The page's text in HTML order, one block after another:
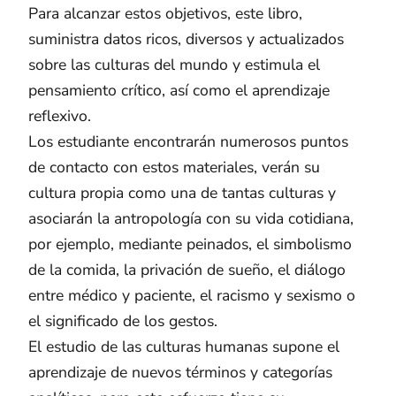
Para alcanzar estos objetivos, este libro,
suministra datos ricos, diversos y actualizados
sobre las culturas del mundo y estimula el
pensamiento crítico, así como el aprendizaje
reflexivo.
Los estudiante encontrarán numerosos puntos
de contacto con estos materiales, verán su
cultura propia como una de tantas culturas y
asociarán la antropología con su vida cotidiana,
por ejemplo, mediante peinados, el simbolismo
de la comida, la privación de sueño, el diálogo
entre médico y paciente, el racismo y sexismo o
el significado de los gestos.
El estudio de las culturas humanas supone el
aprendizaje de nuevos términos y categorías